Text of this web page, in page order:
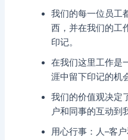
我们的每一位员工
西，并在我们的工
印记。
在我们这里工作是
涯中留下印记的机
我们的价值观决定
户和同事的互动到
用心行事：人–客